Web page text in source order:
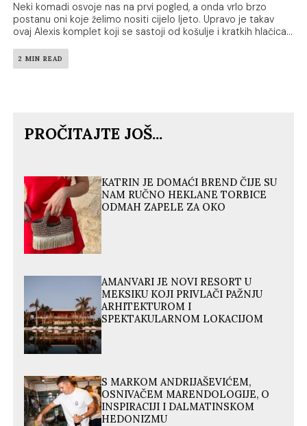
Neki komadi osvoje nas na prvi pogled, a onda vrlo brzo
postanu oni koje želimo nositi cijelo ljeto. Upravo je takav
ovaj Alexis komplet koji se sastoji od košulje i kratkih hlačica...
2 MIN READ
PROČITAJTE JOŠ...
KATRIN JE DOMAĆI BREND ČIJE SU
NAM RUČNO HEKLANE TORBICE
ODMAH ZAPELE ZA OKO
AMANVARI JE NOVI RESORT U
MEKSIKU KOJI PRIVLAČI PAŽNJU
ARHITEKTUROM I
SPEKTAKULARNOM LOKACIJOM
S MARKOM ANDRIJAŠEVIĆEM,
OSNIVAČEM MARENDOLOGIJE, O
INSPIRACIJI I DALMATINSKOM
HEDONIZMU